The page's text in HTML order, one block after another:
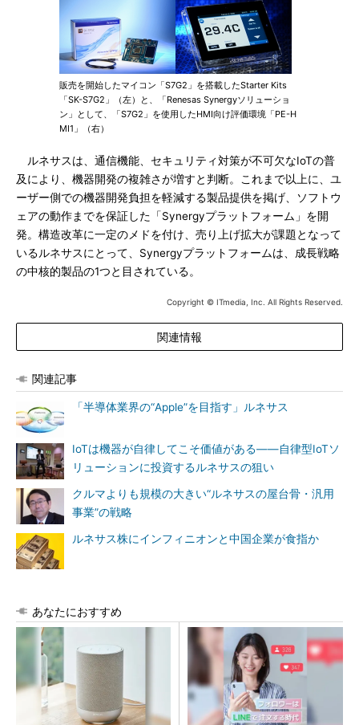
販売を開始したマイコン「S7G2」を搭載したStarter Kits
「SK-S7G2」（左）と、「Renesas Synergyソリューショ
ン」として、「S7G2」を使用したHMI向け評価環境「PE-H
MI1」（右）
ルネサスは、通信機能、セキュリティ対策が不可欠なIoTの普
及により、機器開発の複雑さが増すと判断。これまで以上に、ユ
ーザー側での機器開発負担を軽減する製品提供を掲げ、ソフトウ
ェアの動作までを保証した「Synergyプラットフォーム」を開
発。構造改革に一定のメドを付け、売り上げ拡大が課題となって
いるルネサスにとって、Synergyプラットフォームは、成長戦略
の中核的製品の1つと目されている。
Copyright © ITmedia, Inc. All Rights Reserved.
関連情報
関連記事
「半導体業界の“Apple”を目指す」ルネサス
IoTは機器が自律してこそ価値がある――自律型IoTソ
リューションに投資するルネサスの狙い
クルマよりも規模の大きい“ルネサスの屋台骨・汎用
事業”の戦略
ルネサス株にインフィニオンと中国企業が食指か
あなたにおすすめ